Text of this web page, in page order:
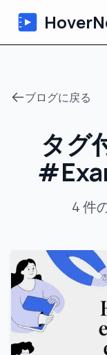
ブログに戻る
タグ
#
4件